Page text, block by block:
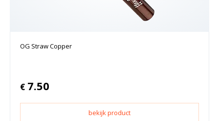
OG Straw Copper
€ 7.50
bekijk product